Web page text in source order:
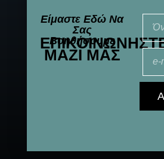
Είμαστε Εδώ Να
Σας
Βοηθήσουμε
ΜΑΖΊ ΜΑΣ